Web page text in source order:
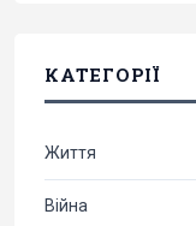
КАТЕГОРІЇ
Життя
Війна